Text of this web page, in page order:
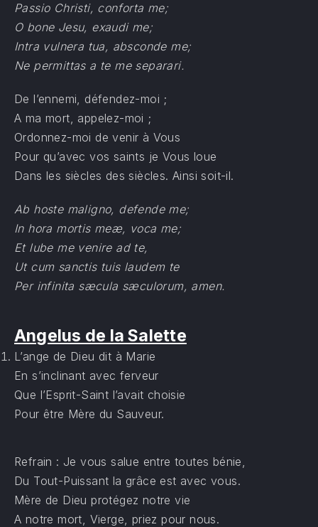
Passio Christi, conforta me;
O bone Jesu, exaudi me;
Intra vulnera tua, absconde me;
Ne permittas a te me separari.
De l’ennemi, défendez-moi ;
A ma mort, appelez-moi ;
Ordonnez-moi de venir à Vous
Pour qu’avec vos saints je Vous loue
Dans les siècles des siècles. Ainsi soit-il.
Ab hoste maligno, defende me;
In hora mortis meæ, voca me;
Et lube me venire ad te,
Ut cum sanctis tuis laudem te
Per infinita sæcula sæculorum, amen.
Angelus de la Salette
L’ange de Dieu dit à Marie
En s’inclinant avec ferveur
Que l’Esprit-Saint l’avait choisie
Pour être Mère du Sauveur.
Refrain : Je vous salue entre toutes bénie,
Du Tout-Puissant la grâce est avec vous.
Mère de Dieu protégez notre vie
A notre mort, Vierge, priez pour nous.